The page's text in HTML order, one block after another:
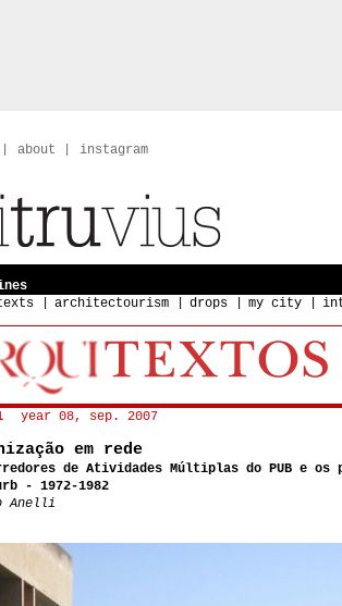
about instagram
architectourism drops my city
year 08, sep. 2007
em rede
de Atividades Múltiplas do PUB e os
- 1972-1982
Anelli